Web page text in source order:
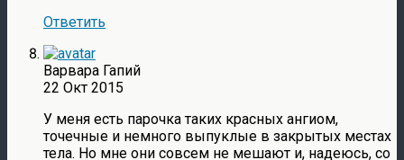
Ответить
Варвара Гапий
22 Окт 2015
У меня есть парочка таких красных ангиом,
точечные и немного выпуклые в закрытых местах
тела. Но мне они совсем не мешают и, надеюсь, со